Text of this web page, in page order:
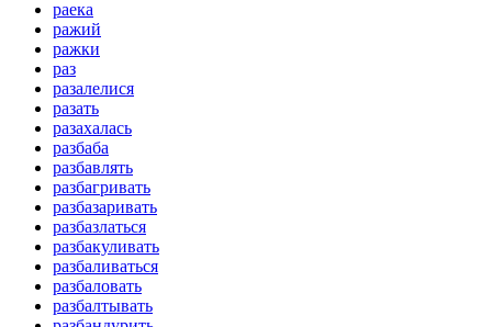
раека
ражий
ражки
раз
разалелися
разать
разахалась
разбаба
разбавлять
разбагривать
разбазаривать
разбазлаться
разбакуливать
разбаливаться
разбаловать
разбалтывать